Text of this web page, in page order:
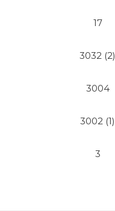
17
3032 (2)
3004
3002 (1)
3